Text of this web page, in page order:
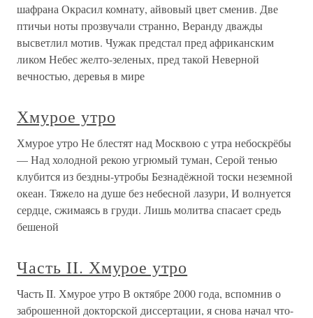
шафрана Окрасил комнату, айвовый цвет сменив. Две
птичьи ноты прозвучали странно, Веранду дважды
высветлил мотив. Чужак предстал пред африканским
ликом Небес желто-зеленых, пред такой Неверной
вечностью, деревья в мире
Хмурое утро
Хмурое утро Не блестят над Москвою с утра небоскрёбы
— Над холодной рекою угрюмый туман, Серой тенью
клубится из бездны-утробы Безнадёжной тоски неземной
океан. Тяжело на душе без небесной лазури, И волнуется
сердце, сжимаясь в груди. Лишь молитва спасает средь
бешеной
Часть II. Хмурое утро
Часть II. Хмурое утро В октябре 2000 года, вспомнив о
заброшенной докторской диссертации, я снова начал что-